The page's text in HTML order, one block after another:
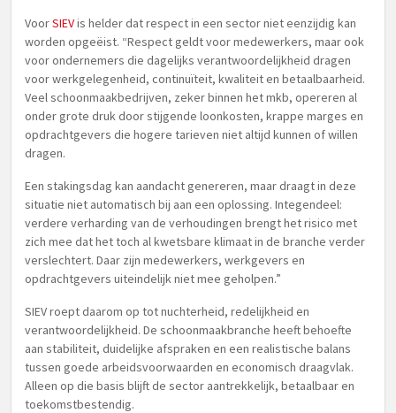
VoorSIEVis helder dat respect in een sector niet eenzijdig kan
worden opgeëist. “Respect geldt voor medewerkers, maar ook
voor ondernemers die dagelijks verantwoordelijkheid dragen
voor werkgelegenheid, continuïteit, kwaliteit en betaalbaarheid.
Veel schoonmaakbedrijven, zeker binnen het mkb, opereren al
onder grote druk door stijgende loonkosten, krappe marges en
opdrachtgevers die hogere tarieven niet altijd kunnen of willen
dragen.
Een stakingsdag kan aandacht genereren, maar draagt in deze
situatie niet automatisch bij aan een oplossing. Integendeel:
verdere verharding van de verhoudingen brengt het risico met
zich mee dat het toch al kwetsbare klimaat in de branche verder
verslechtert. Daar zijn medewerkers, werkgevers en
opdrachtgevers uiteindelijk niet mee geholpen.”
SIEV roept daarom op tot nuchterheid, redelijkheid en
verantwoordelijkheid. De schoonmaakbranche heeft behoefte
aan stabiliteit, duidelijke afspraken en een realistische balans
tussen goede arbeidsvoorwaarden en economisch draagvlak.
Alleen op die basis blijft de sector aantrekkelijk, betaalbaar en
toekomstbestendig.